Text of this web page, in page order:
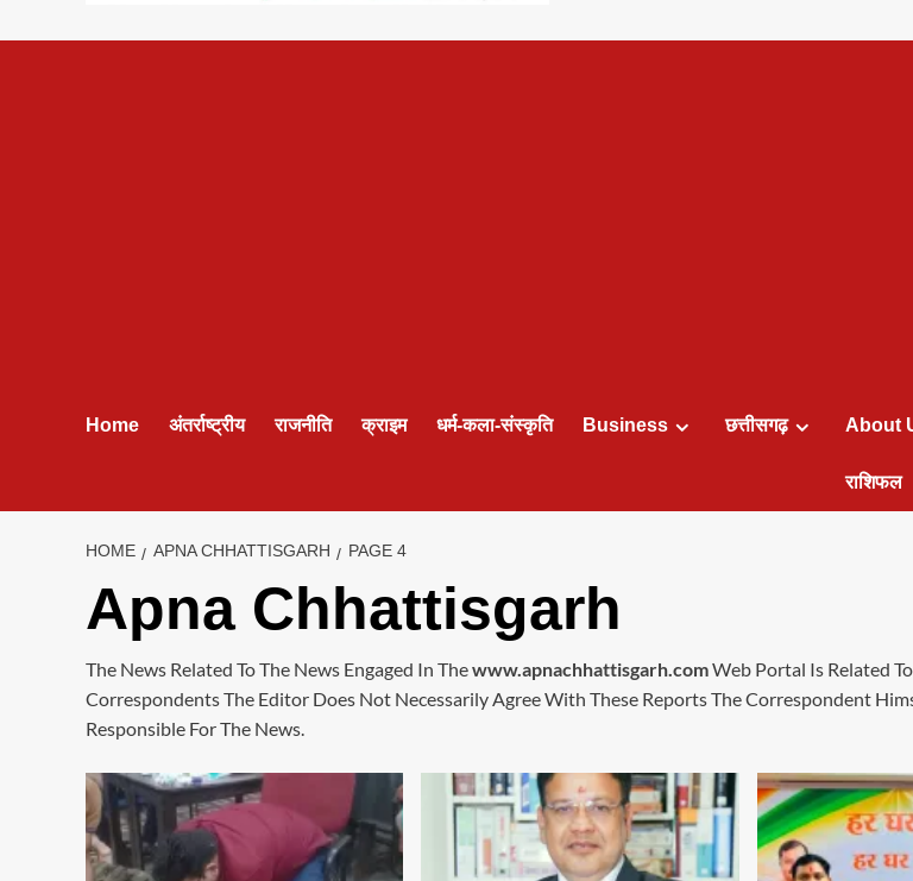
Home अंतर्राष्ट्रीय राजनीति क्राइम धर्म-कला-संस्कृति Business छत्तीसगढ़ About
राशिफल
HOME APNA CHHATTISGARH PAGE 4
Apna Chhattisgarh
The News Related To The News Engaged In Thewww.apnachhattisgarh.comWeb Portal Is Related
Correspondents The Editor Does Not Necessarily Agree With These Reports The Correspondent
Responsible For The News.